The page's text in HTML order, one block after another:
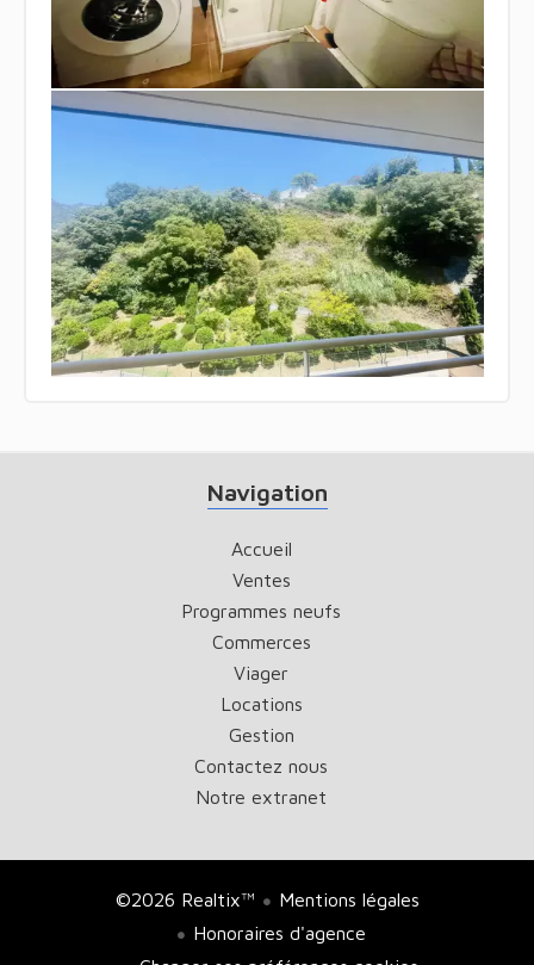
Navigation
Accueil
Ventes
Programmes neufs
Commerces
Viager
Locations
Gestion
Contactez nous
Notre extranet
©2026 Realtix™
Mentions légales
Honoraires d'agence